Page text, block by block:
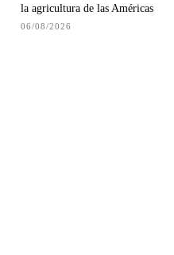
la agricultura de las Américas
06/08/2026